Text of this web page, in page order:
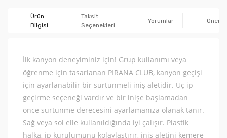
Ürün
Bilgisi
Taksit
Seçenekleri
Yorumlar
İlk kanyon deneyiminiz için! Grup kullanımı veya
öğrenme için tasarlanan PIRANA CLUB, kanyon geçişi
için ayarlanabilir bir sürtünmeli iniş aletidir. Üç ip
geçirme seçeneği vardır ve bir inişe başlamadan
önce sürtünme derecesini ayarlamanıza olanak tanır.
Sağ veya sol elle kullanıldığında iyi çalışır. Plastik
halka, ip kurulumunu kolaylaştırır, iniş aletini kemere